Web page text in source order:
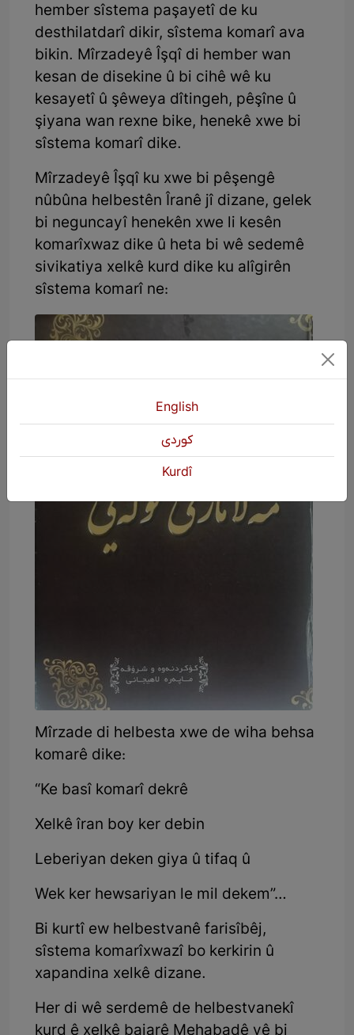
hember sîstema paşayetî de ku
desthilatdarî dikir, sîstema komarî ava
bikin. Mîrzadeyê Îşqî di hember wan
kesan de disekine û bi cihê wê ku
kesayetî û şêweya dîtingeh, pêşîne û
şiyana wan rexne bike, henekê xwe bi
sîstema komarî dike.
Mîrzadeyê Îşqî ku xwe bi pêşengê
nûbûna helbestên Îranê jî dizane, gelek
bi neguncayî henekên xwe li kesên
komarîxwaz dike û heta bi wê sedemê
sivikatiya xelkê kurd dike ku alîgirên
sîstema komarî ne:
Mîrzade di helbesta xwe de wiha behsa
komarê dike:
“Ke basî komarî dekrê
Xelkê îran boy ker debin
Leberiyan deken giya û tifaq û
Wek ker hewsariyan le mil dekem”…
Bi kurtî ew helbestvanê farisîbêj,
sîstema komarîxwazî bo kerkirin û
xapandina xelkê dizane.
Her di wê serdemê de helbestvanekî
English
كوردی
Kurdî